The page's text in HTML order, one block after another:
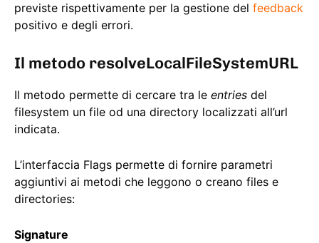
previste rispettivamente per la gestione del feedback
positivo e degli errori.
Il metodo resolveLocalFileSystemURL
Il metodo permette di cercare tra le entries del
filesystem un file od una directory localizzati all’url
indicata.
L’interfaccia Flags permette di fornire parametri
aggiuntivi ai metodi che leggono o creano files e
directories:
Signature